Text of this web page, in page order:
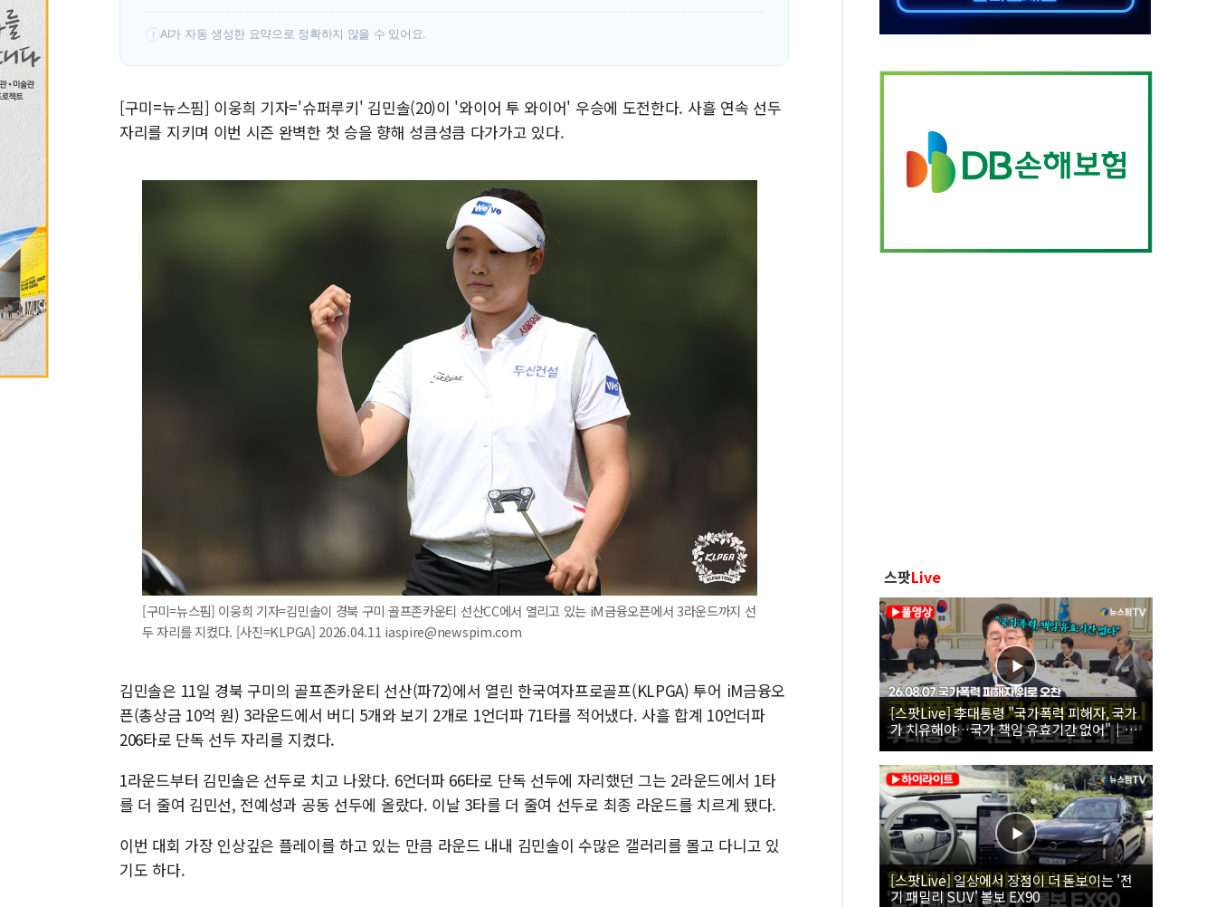
! AI가 자동 생성한 요약으로 정확하지 않을 수 있어요.
[구미=뉴스핌] 이웅희 기자='슈퍼루키' 김민솔(20)이 '와이어 투 와이어' 우승에 도전한다. 사흘 연속 선두
자리를 지키며 이번 시즌 완벽한 첫 승을 향해 성큼성큼 다가가고 있다.
[구미=뉴스핌] 이웅희 기자=김민솔이 경북 구미 골프존카운티 선산CC에서 열리고 있는 iM금융오픈에서 3라운드까지 선
두 자리를 지켰다. [사진=KLPGA] 2026.04.11 iaspire@newspim.com
김민솔은 11일 경북 구미의 골프존카운티 선산(파72)에서 열린 한국여자프로골프(KLPGA) 투어 iM금융오
픈(총상금 10억 원) 3라운드에서 버디 5개와 보기 2개로 1언더파 71타를 적어냈다. 사흘 합계 10언더파
206타로 단독 선두 자리를 지켰다.
1라운드부터 김민솔은 선두로 치고 나왔다. 6언더파 66타로 단독 선두에 자리했던 그는 2라운드에서 1타
를 더 줄여 김민선, 전예성과 공동 선두에 올랐다. 이날 3타를 더 줄여 선두로 최종 라운드를 치르게 됐다.
이번 대회 가장 인상깊은 플레이를 하고 있는 만큼 라운드 내내 김민솔이 수많은 갤러리를 몰고 다니고 있
기도 하다.
스팟Live
[스팟Live] 李대통령 "국가폭력 피해자, 국가
가 치유해야…국가 책임 유효기간 없어"｜
26.08.07 국가폭력 피해자 위로 오찬
[스팟Live] 일상에서 장점이 더 돋보이는 '전
기 패밀리 SUV' 볼보 EX90